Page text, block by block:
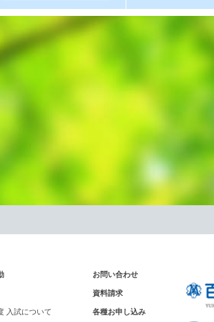
入試について
お問い合わせ
資料請求
各種お申し込み